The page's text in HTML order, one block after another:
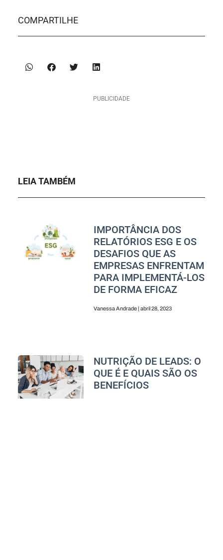
COMPARTILHE
PUBLICIDADE
LEIA TAMBÉM
IMPORTÂNCIA DOS
RELATÓRIOS ESG E OS
DESAFIOS QUE AS
EMPRESAS ENFRENTAM
PARA IMPLEMENTÁ-LOS
DE FORMA EFICAZ
Vanessa Andrade abril 28, 2023
NUTRIÇÃO DE LEADS: O
QUE É E QUAIS SÃO OS
BENEFÍCIOS